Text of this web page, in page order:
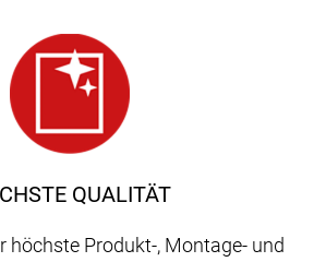
QUALITÄT
höchste Produkt-, Montage- und